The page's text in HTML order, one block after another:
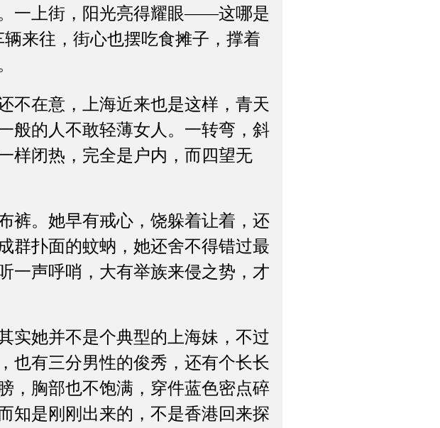
一上街，阳光亮得耀眼——这哪是
来往，街心也摆吃食摊子，撑着
在意，上海近来也是这样，青天
般的人不敢轻薄女人。一转弯，斜
样闭热，完全是户内，而四望无
。她早有戒心，饶躲着让着，还
群扑面的蚊蚋，她还舍不得错过最
一声呼哨，大有举族来侵之势，才
她并不是个典型的上海妹，不过
也有三分男性的俊秀，还有个长长
，胸部也不饱满，穿件蓝色密点碎
知是刚刚出来的，不是香港回来探